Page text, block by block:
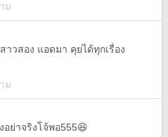
ม
วสอง แอดมา คุยได้ทุกเรื่อง
ม
ย่าจริงโจ้พอ555😆